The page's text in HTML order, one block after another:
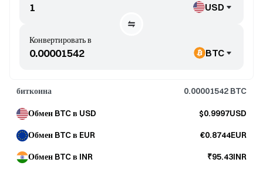
Конвертировать в
BTC
USD
биткоина 0.00001542 BTC
Обмен BTC в USD $0.9997USD
Обмен BTC в EUR €0.8744EUR
Обмен BTC в INR ₹95.43INR